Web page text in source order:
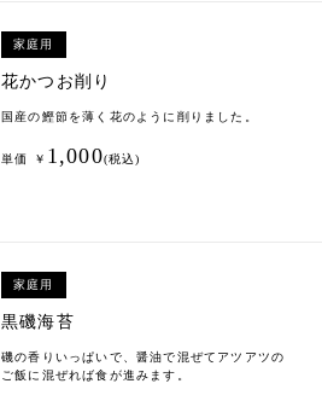
家庭用
花かつお削り
国産の鰹節を薄く花のように削りました。
単価 ￥ 1,000(税込)
家庭用
黒磯海苔
磯の香りいっぱいで、醤油で混ぜてアツアツの
ご飯に混ぜれば食が進みます。